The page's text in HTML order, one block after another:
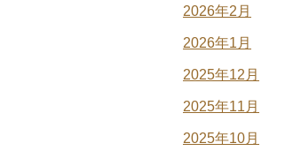
2026年2月
2026年1月
2025年12月
2025年11月
2025年10月